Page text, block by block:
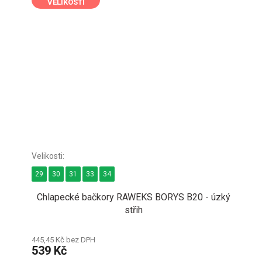
VELIKOSTI
Chlapecké bačkory RAWEKS BORYS B20 - úzký
střih
445,45 Kč bez DPH
539 Kč
29 30 31 33 34